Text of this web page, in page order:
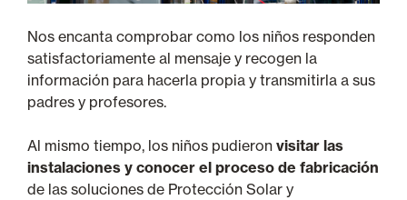
Nos encanta comprobar como los niños responden
satisfactoriamente al mensaje y recogen la
información para hacerla propia y transmitirla a sus
padres y profesores.
Al mismo tiempo, los niños pudieron visitar las
instalaciones y conocer el proceso de fabricación
de las soluciones de Protección Solar y